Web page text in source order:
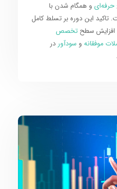
حرفه‌ای و همگام شدن با
تاکید این دوره بر تسلط کامل
افزایش سطحتخصص
موفقانه و سودآور در